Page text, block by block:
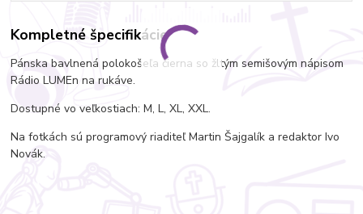
Kompletné špecifikácie
Pánska bavlnená polokošeľa čierna so žltým semišovým nápisom
Rádio LUMEn na rukáve.
Dostupné vo veľkostiach: M, L, XL, XXL.
Na fotkách sú programový riaditeľ Martin Šajgalík a redaktor Ivo
Novák.